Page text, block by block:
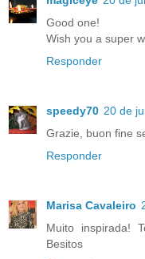
Good one!
Wish you a super
Responder
speedy70 20 de
Grazie, buon fine
Responder
Marisa Cavaleiro
Muito inspirada!
Besitos